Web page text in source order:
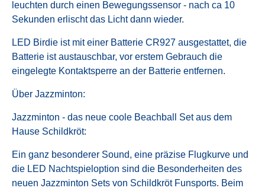
leuchten durch einen Bewegungssensor - nach ca 10
Sekunden erlischt das Licht dann wieder.
LED Birdie ist mit einer Batterie CR927 ausgestattet, die
Batterie ist austauschbar, vor erstem Gebrauch die
eingelegte Kontaktsperre an der Batterie entfernen.
Über Jazzminton:
Jazzminton - das neue coole Beachball Set aus dem
Hause Schildkröt:
Ein ganz besonderer Sound, eine präzise Flugkurve und
die LED Nachtspieloption sind die Besonderheiten des
neuen Jazzminton Sets von Schildkröt Funsports. Beim